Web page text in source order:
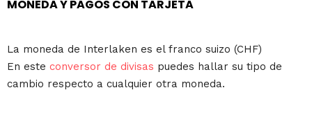
MONEDA Y PAGOS CON TARJETA
La moneda de Interlaken es el franco suizo (CHF)
En este conversor de divisas puedes hallar su tipo de
cambio respecto a cualquier otra moneda.